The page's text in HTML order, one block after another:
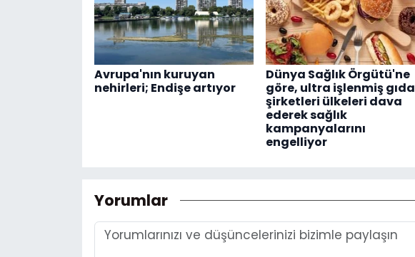
Avrupa'nın kuruyan
nehirleri; Endişe artıyor
Dünya Sağlık Örgütü'ne
göre, ultra işlenmiş gıda
şirketleri ülkeleri dava
ederek sağlık
kampanyalarını
engelliyor
Yorumlar